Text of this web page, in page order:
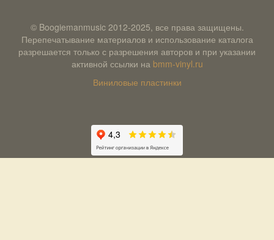
© Boogiemanmusic 2012-2025, все права защищены.
Перепечатывание материалов и использование каталога
разрешается только с разрешения авторов и при указании
активной ссылки на bmm-vinyl.ru
Виниловые пластинки